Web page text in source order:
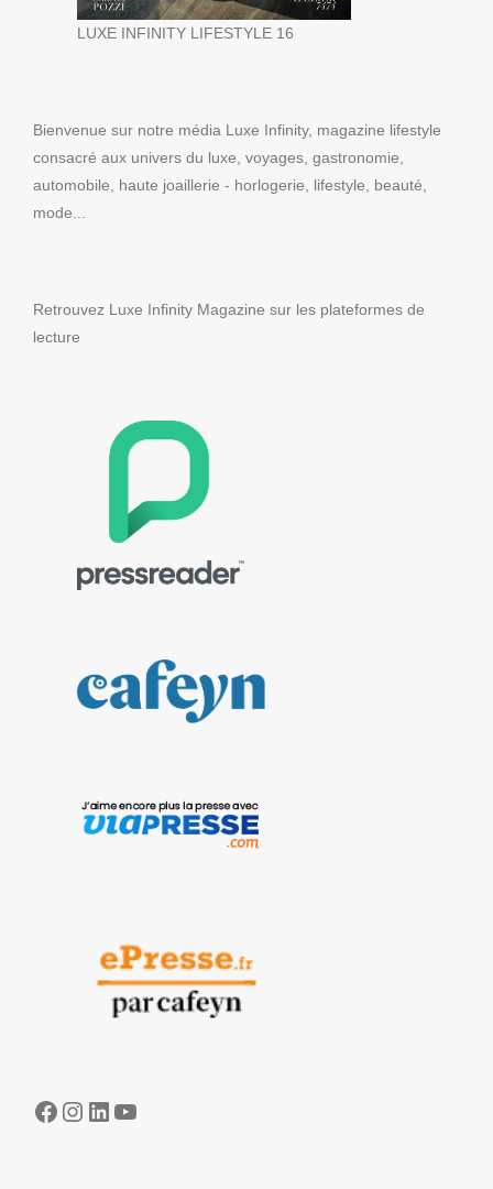
LUXE INFINITY LIFESTYLE 16
Bienvenue sur notre média Luxe Infinity, magazine lifestyle
consacré aux univers du luxe, voyages, gastronomie,
automobile, haute joaillerie - horlogerie, lifestyle, beauté,
mode...
Retrouvez Luxe Infinity Magazine sur les plateformes de
lecture
Facebook
Instagram
LinkedIn
YouTube